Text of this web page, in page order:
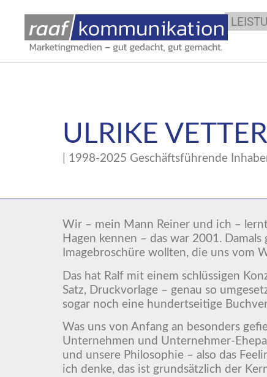
ULRIKE
| 1998-2025 Geschäftsführende
Wir – mein Mann Reiner und ich –
Hagen kennen – das war 2001.
Imagebroschüre wollten, die uns vom
Das hat Ralf mit einem schlüssigen
Satz, Druckvorlage – genau so
sogar noch eine hundertseitige
Was uns von Anfang an besonders
Unternehmen und Unternehmer-
und unsere Philosophie – also das
ich denke, das ist grundsätzlich der